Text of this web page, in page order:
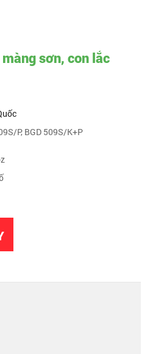
sơn, con lắc
P, BGD 509S/K+P